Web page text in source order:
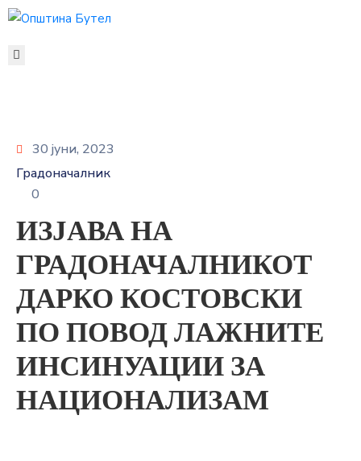
ЗА
ОПШТИНАТА
УСЛУГИ
ГРАЃАНСКИ
УРБАНИЗАМ
ОДНОСИ
СО
ЈАВНОСТ
КОНТАКТ
30 јуни, 2023
Градоначалник
0
ИЗЈАВА НА
ГРАДОНАЧАЛНИКОТ
ДАРКО КОСТОВСКИ
ПО ПОВОД ЛАЖНИТЕ
ИНСИНУАЦИИ ЗА
НАЦИОНАЛИЗАМ